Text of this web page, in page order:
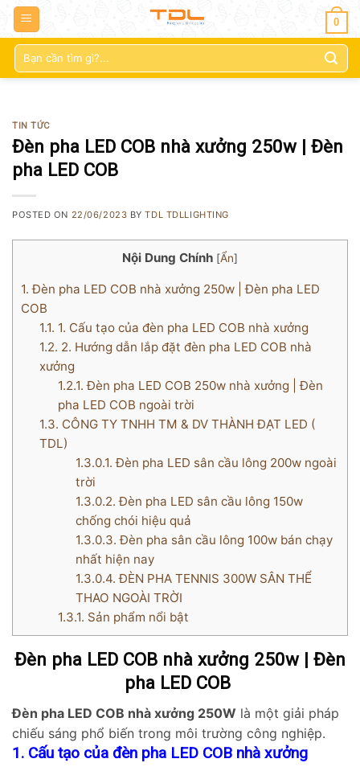
0
Tìm
kiếm:
TIN TỨC
Đèn pha LED COB nhà xưởng 250w | Đèn
pha LED COB
POSTED ON 22/06/2023 BYTDL TDLLIGHTING
Nội Dung Chính [Ẩn]
1. Đèn pha LED COB nhà xưởng 250w | Đèn pha LED
COB
1.1. 1. Cấu tạo của đèn pha LED COB nhà xưởng
1.2. 2. Hướng dẫn lắp đặt đèn pha LED COB nhà
xưởng
1.2.1. Đèn pha LED COB 250w nhà xưởng | Đèn
pha LED COB ngoài trời
1.3. CÔNG TY TNHH TM & DV THÀNH ĐẠT LED (
TDL)
1.3.0.1. Đèn pha LED sân cầu lông 200w ngoài
trời
1.3.0.2. Đèn pha LED sân cầu lông 150w
chống chói hiệu quả
1.3.0.3. Đèn pha sân cầu lông 100w bán chạy
nhất hiện nay
1.3.0.4. ĐÈN PHA TENNIS 300W SÂN THỂ
THAO NGOÀI TRỜI
1.3.1. Sản phẩm nổi bật
Đèn pha LED COB nhà xưởng 250w | Đèn
pha LED COB
Đèn pha LED COB nhà xưởng 250W là một giải pháp
chiếu sáng phổ biến trong môi trường công nghiệp.
1. Cấu tạo của đèn pha LED COB nhà xưởng